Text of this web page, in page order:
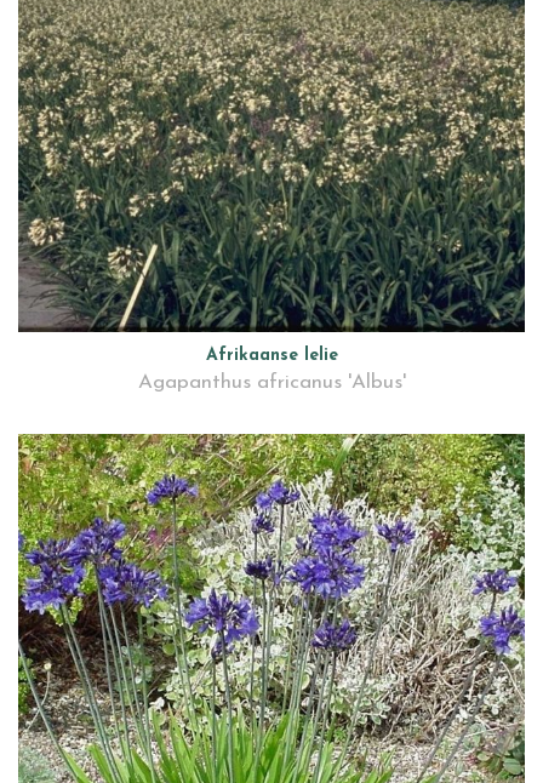
Afrikaanse lelie
Agapanthus africanus 'Albus'